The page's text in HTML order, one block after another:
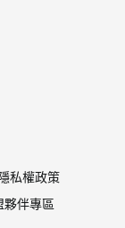
私權政策
夥伴專區